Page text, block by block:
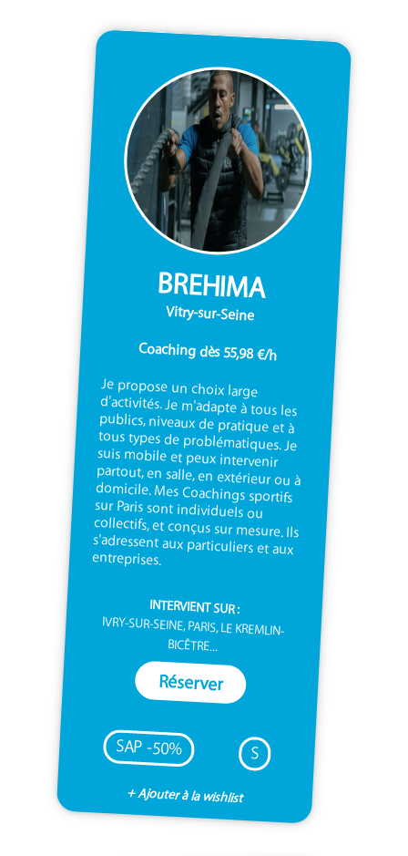
BREHIMA
Vitry-sur-Seine
Coaching dès 55,98 €/h
Je propose un choix large
d'activités. Je m'adapte à tous les
publics, niveaux de pratique et à
tous types de problématiques. Je
suis mobile et peux intervenir
partout, en salle, en extérieur ou à
domicile. Mes Coachings sportifs
sur Paris sont individuels ou
collectifs, et conçus sur mesure. Ils
s'adressent aux particuliers et aux
entreprises.
INTERVIENT SUR :
IVRY-SUR-SEINE, PARIS, LE KREMLIN-
BICÊTRE...
Réserver
SAP -50% S
+ Ajouter à la wishlist